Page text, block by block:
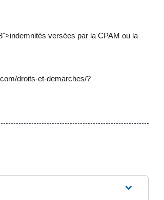
versées par la CPAM ou la
droits-et-demarches/?